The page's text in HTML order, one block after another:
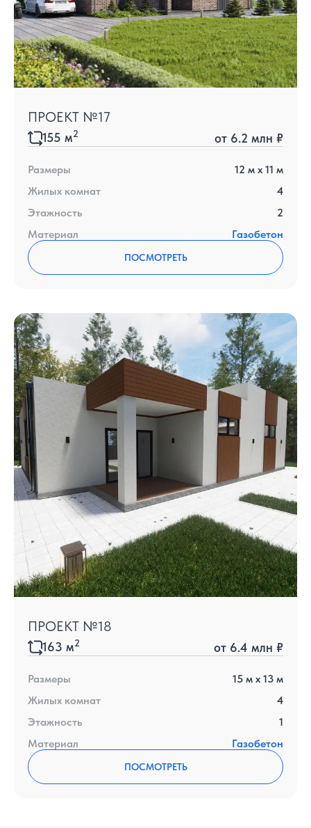
ПРОЕКТ №17
155 м2 от 6.2 млн ₽
Размеры 12 м x 11 м
Жилых комнат
4
Этажность
2
Материал
Газобетон
ПОСМОТРЕТЬ
ПРОЕКТ №18
163 м2 от 6.4 млн ₽
Размеры 15 м x 13 м
Жилых комнат
4
Этажность
1
Материал
Газобетон
ПОСМОТРЕТЬ